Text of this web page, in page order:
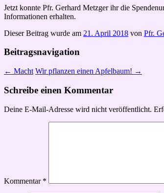
Jetzt konnte Pfr. Gerhard Metzger ihr die
Informationen erhalten.
Dieser Beitrag wurde am 21. April 2018 von Pfr.
Beitragsnavigation
← Macht Wir pflanzen einen Apfelbaum! →
Schreibe einen Kommentar
Deine E-Mail-Adresse wird nicht veröffentlicht.
Kommentar *